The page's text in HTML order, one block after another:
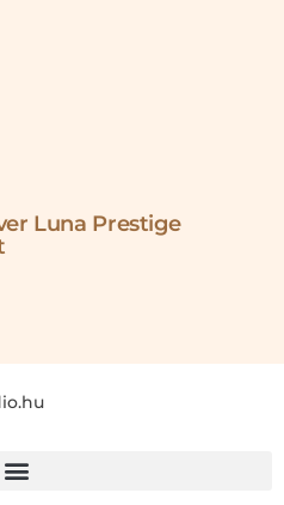
Luna Prestige